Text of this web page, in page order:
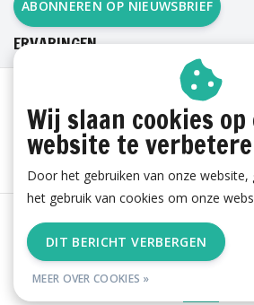
ABONNEREN OP NIEUWSBRIEF
ERVARINGEN
Algemene voorwaarden | Cookies
RSS Feed
© Copyright 2026 - esgii.nl | Realisatie
Wij slaan cookies op
website te
Door het gebruiken van onze
het gebruik van cookies om onze
DIT BERICHT VERBERGEN
MEER OVER COOKIES »